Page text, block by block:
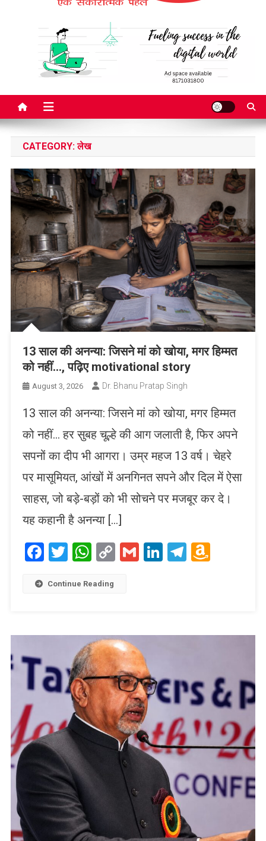
Live Story Time
CATEGORY:लेख
13 साल की अनन्या: जिसने मां को खोया, मगर हिम्मत
को नहीं…, पढ़िए motivational story
August 3, 2026 Dr. Bhanu Pratap Singh
13 साल की अनन्या: जिसने मां को खोया, मगर हिम्मत
को नहीं… हर सुबह चूल्हे की आग जलाती है, फिर अपने
सपनों का दीप भी आगरा। उम्र महज 13 वर्ष। चेहरे
पर मासूमियत, आंखों में अनगिनत सपने और दिल में ऐसा
साहस, जो बड़े-बड़ों को भी सोचने पर मजबूर कर दे।
यह कहानी है अनन्या […]
Facebook
Twitter
WhatsApp
CopyGmailLinkedIn
Telegram
Continue Reading